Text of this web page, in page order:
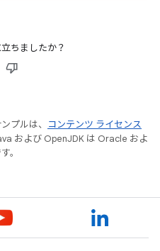
ちましたか？
プルは、
コンテンツ ライセンス
および OpenJDK は Oracle およ
。